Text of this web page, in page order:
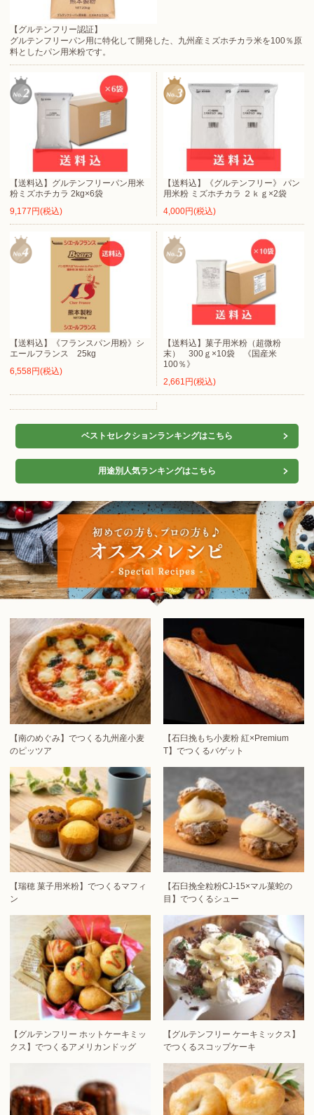
【グルテンフリー認証】
グルテンフリーパン用に特化して開発した、九州産ミズホチカラ米を100％原
料としたパン用米粉です。
【送料込】グルテンフリーパン用米
粉ミズホチカラ 2kg×6袋
9,177円(税込)
【送料込】《グルテンフリー》 パン
用米粉 ミズホチカラ ２ｋｇ×2袋
4,000円(税込)
【送料込】《フランスパン用粉》シ
エールフランス 25kg
6,558円(税込)
【送料込】菓子用米粉（超微粉
末） 300ｇ×10袋 《国産米
100％》
2,661円(税込)
ベストセレクションランキングはこちら
用途別人気ランキングはこちら
【南のめぐみ】でつくる九州産小麦
のピッツア
【石臼挽もち小麦粉 紅×Premium
T】でつくるバゲット
【瑞穂 菓子用米粉】でつくるマフィ
ン
【石臼挽全粒粉CJ-15×マル菓蛇の
目】でつくるシュー
【グルテンフリー ホットケーキミッ
クス】でつくるアメリカンドッグ
【グルテンフリー ケーキミックス】
でつくるスコップケーキ